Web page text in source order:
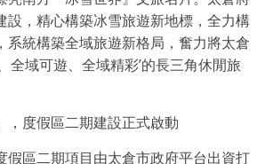
設，精心構築冰雪旅遊新地標，全力構
系統構築全域旅遊新格局，奮力將太倉
全域可遊、全域精彩’的長三角休閒旅
，度假區二期建設正式啟動
假區二期項目由太倉市政府平台出資打